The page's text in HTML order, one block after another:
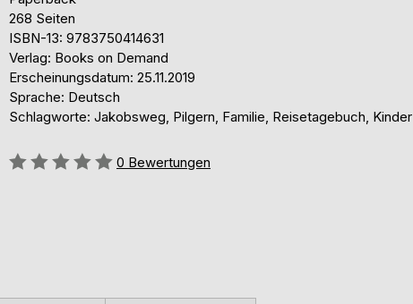
268 Seiten
ISBN-13: 9783750414631
Verlag: Books on Demand
Erscheinungsdatum: 25.11.2019
Sprache: Deutsch
Schlagworte: Jakobsweg, Pilgern, Familie, Reisetagebuch, Kinder
Bewertung::
0 Bewertungen